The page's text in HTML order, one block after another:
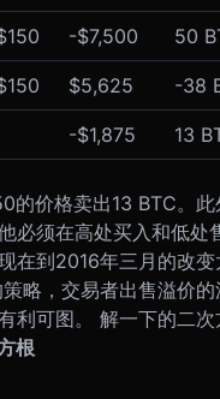
-$7,500 50
$5,625 -38
-$1,875 13
的价格卖出13 BTC。
必须在高处买入和低处
在到2016年三月的改
略，交易者出售溢价
利可图。 解一下的二
根